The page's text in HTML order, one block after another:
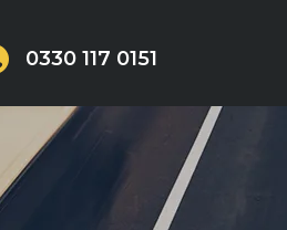
0330 117 0151